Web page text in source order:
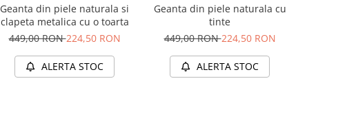
Geanta din piele naturala si
clapeta metalica cu o toarta
449,00 RON224,50 RON
ALERTA STOC
Geanta din piele naturala cu
tinte
449,00 RON224,50 RON
ALERTA STOC